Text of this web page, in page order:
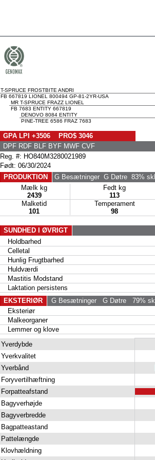
T-SPRUCE FROSTBITE ANDRI
FB 667819 LIONEL 800494 GP-81-2YR-USA
MR T-SPRUCE FRAZZ LIONEL
FB 7683 ENTITY 667819
DENOVO 8084 ENTITY
PINE-TREE 6586 FRAZ 7683
GPA LPI +3506 PRO$ 3046
DPF RDF BLF BYF MWF CVF
Reg. #: HO840M3280021989
Født: 06/30/2024
PRODUKTION
G BesætningerG Døtre83%
Mælk kg
2439
Fedt kg
113
Malketid
101
Temperament
98
SUNDHED I ØVRIGT
Holdbarhed
Celletal
Hunlig Frugtbarhed
Huldværdi
Mastitis Modstand
Laktation persistens
EKSTERIØR
G BesætningerG Døtre79%
Eksteriør
Malkeorganer
Lemmer og klove
Yverdybde
Yverkvalitet
Yverbånd
Foryvertilhæftning
Forpatteafstand
Bagyverhøjde
Bagyverbredde
Bagpatteastand
Pattelængde
Klovhældning